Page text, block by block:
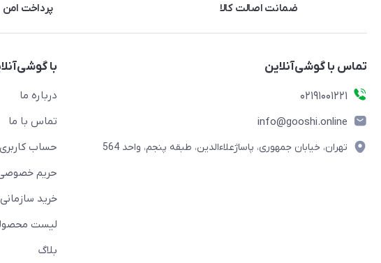
ضمانت اصالت کالا پرداخت امن
تماس با گوشی‌آنلاین
۰۲۱91001221
info@gooshi.online
تهران، خیابان جمهوری، پاساژعلاءالدین، طبقه پنجم، واحد 564
با
درباره ما
تماس با ما
حساب کاربری
حریم
خرید سازمانی
لیست
بلاگ